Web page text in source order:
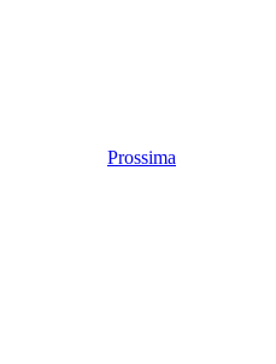
Prossima